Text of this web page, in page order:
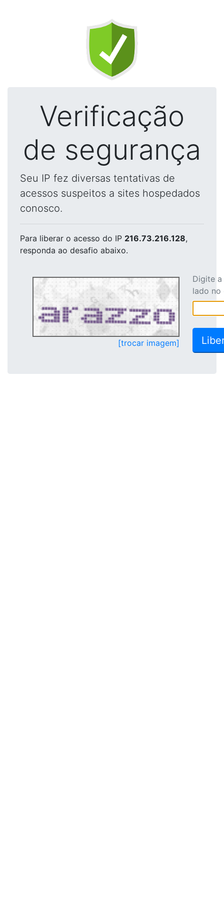
Verificação
de segurança
Seu IP fez diversas tentativas de
acessos suspeitos a sites hospedados
conosco.
Para liberar o acesso do IP 216.73.216.128,
responda ao desafio abaixo.
[trocar imagem]
Digite
lado no